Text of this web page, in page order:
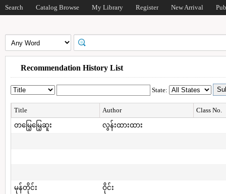
Search Catalog Browse My Library Register New Arrival
Recommendation History List
State:
Title Author
Class No.
တမြေ့မြေ့ဆူး
လွန်းထားထား
မုန်တိုင်း ဝိုင်း